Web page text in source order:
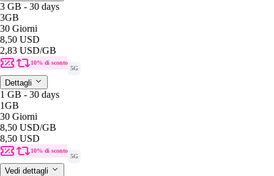
3 GB - 30 days
3GB
30 Giorni
8,50 USD
2,83 USD/GB
10% di sconto
5G
Dettagli
1 GB - 30 days
1GB
30 Giorni
8,50 USD/GB
8,50 USD
10% di sconto
5G
Vedi dettagli